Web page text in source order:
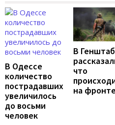
В Одессе
количество
пострадавших
увеличилось
до восьми
человек
В
что
на фронте